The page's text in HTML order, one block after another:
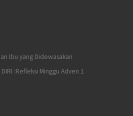
Ibu yang Didewasakan
DIRI :Refleksi Minggu Adven 1